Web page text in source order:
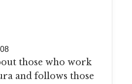
and follows those